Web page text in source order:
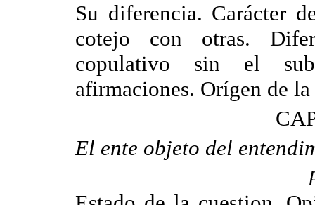
Su diferencia. Carácter
cotejo con otras.
copulativo sin el
afirmaciones. Orígen de
El ente objeto del